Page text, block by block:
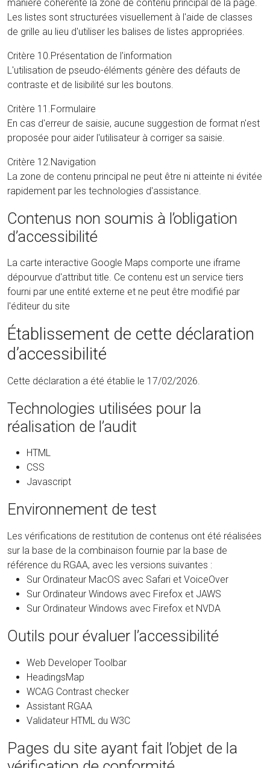
manière cohérente la zone de contenu principal de la page.
Les listes sont structurées visuellement à l'aide de classes
de grille au lieu d'utiliser les balises de listes appropriées.
Critère 10.Présentation de l'information
L'utilisation de pseudo-éléments génère des défauts de
contraste et de lisibilité sur les boutons.
Critère 11.Formulaire
En cas d'erreur de saisie, aucune suggestion de format n'est
proposée pour aider l'utilisateur à corriger sa saisie.
Critère 12.Navigation
La zone de contenu principal ne peut être ni atteinte ni évitée
rapidement par les technologies d'assistance.
Contenus non soumis à l’obligation
d’accessibilité
La carte interactive Google Maps comporte une iframe
dépourvue d'attribut title. Ce contenu est un service tiers
fourni par une entité externe et ne peut être modifié par
l'éditeur du site
Établissement de cette déclaration
d’accessibilité
Cette déclaration a été établie le 17/02/2026.
Technologies utilisées pour la
réalisation de l’audit
HTML
CSS
Javascript
Environnement de test
Les vérifications de restitution de contenus ont été réalisées
sur la base de la combinaison fournie par la base de
référence du RGAA, avec les versions suivantes :
Sur Ordinateur MacOS avec Safari et VoiceOver
Sur Ordinateur Windows avec Firefox et JAWS
Sur Ordinateur Windows avec Firefox et NVDA
Outils pour évaluer l’accessibilité
Web Developer Toolbar
HeadingsMap
WCAG Contrast checker
Assistant RGAA
Validateur HTML du W3C
Pages du site ayant fait l’objet de la